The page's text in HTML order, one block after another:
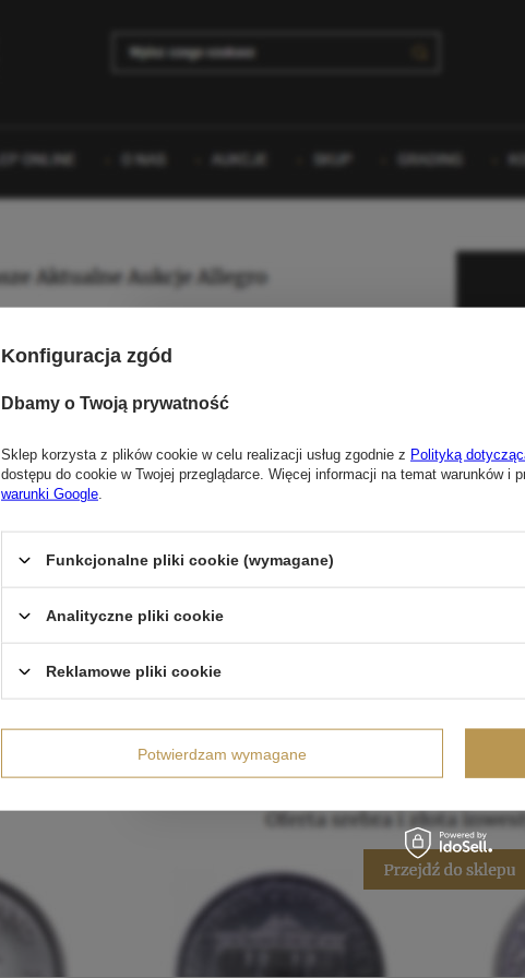
Konfiguracja zgód
Dbamy o Twoją prywatność
Sklep korzysta z plików cookie w celu realizacji usług zgodnie z Polityką
dostępu do cookie w Twojej przeglądarce. Więcej informacji na temat warunków i
warunki Google
Funkcjonalne pliki cookie (wymagane)
Analityczne pliki cookie
Reklamowe pliki cookie
Potwierdzam wymagane